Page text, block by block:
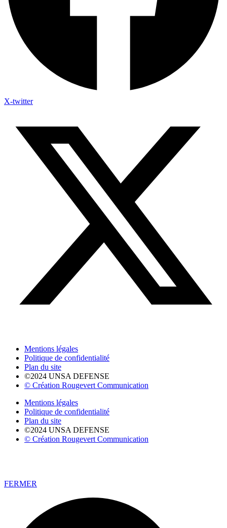
X-twitter
Mentions légales
Politique de confidentialité
Plan du site
©2024 UNSA DEFENSE
© Création Rougevert Communication
Mentions légales
Politique de confidentialité
Plan du site
©2024 UNSA DEFENSE
© Création Rougevert Communication
FERMER